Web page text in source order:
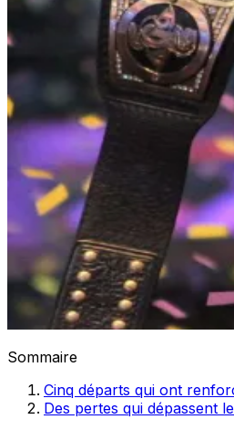
Sommaire
Cinq départs qui ont
Des pertes qui dépassent